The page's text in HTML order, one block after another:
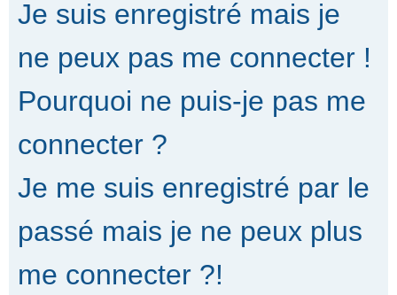
Je suis enregistré mais je
ne peux pas me connecter !
Pourquoi ne puis-je pas me
connecter ?
Je me suis enregistré par le
passé mais je ne peux plus
me connecter ?!